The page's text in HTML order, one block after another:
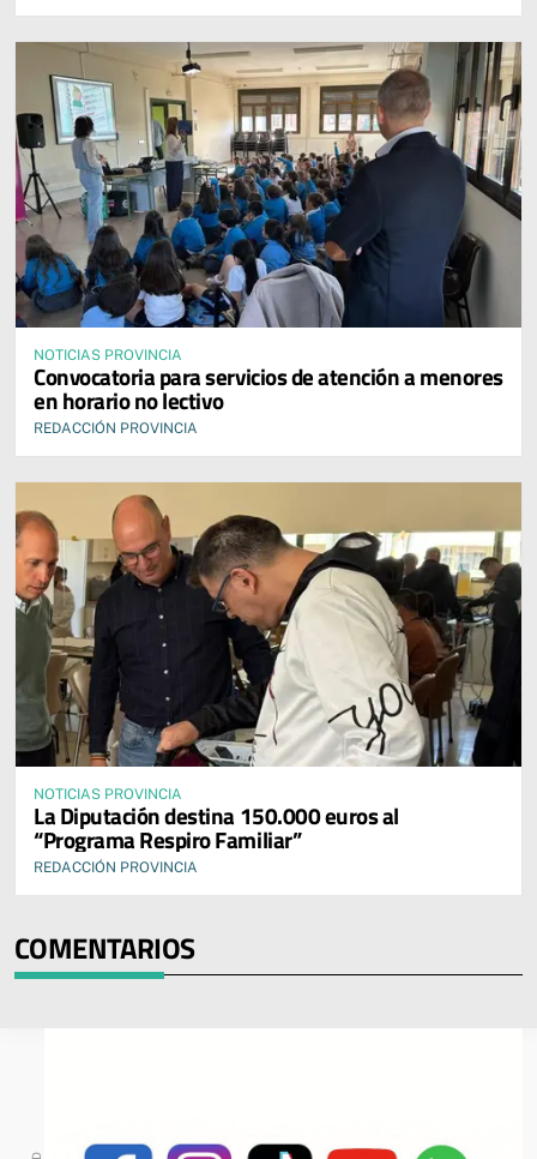
NOTICIAS PROVINCIA
Convocatoria para servicios de atención a menores
en horario no lectivo
REDACCIÓN PROVINCIA
NOTICIAS PROVINCIA
La Diputación destina 150.000 euros al
“Programa Respiro Familiar”
REDACCIÓN PROVINCIA
COMENTARIOS